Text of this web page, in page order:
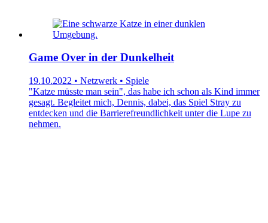
Game Over in der Dunkelheit
19.10.2022 • Netzwerk • Spiele
"Katze müsste man sein", das habe ich schon als Kind immer
gesagt. Begleitet mich, Dennis, dabei, das Spiel Stray zu
entdecken und die Barrierefreundlichkeit unter die Lupe zu
nehmen.